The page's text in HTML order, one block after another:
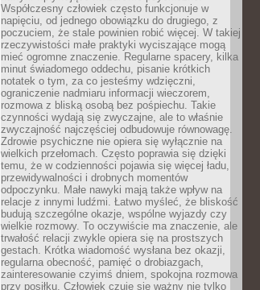
Współczesny człowiek często funkcjonuje w
napięciu, od jednego obowiązku do drugiego, z
poczuciem, że stale powinien robić więcej. W takiej
rzeczywistości małe praktyki wyciszające mogą
mieć ogromne znaczenie. Regularne spacery, kilka
minut świadomego oddechu, pisanie krótkich
notatek o tym, za co jesteśmy wdzięczni,
ograniczenie nadmiaru informacji wieczorem,
rozmowa z bliską osobą bez pośpiechu. Takie
czynności wydają się zwyczajne, ale to właśnie
zwyczajność najczęściej odbudowuje równowagę.
Zdrowie psychiczne nie opiera się wyłącznie na
wielkich przełomach. Często poprawia się dzięki
temu, że w codzienności pojawia się więcej ładu,
przewidywalności i drobnych momentów
odpoczynku. Małe nawyki mają także wpływ na
relacje z innymi ludźmi. Łatwo myśleć, że bliskość
budują szczególne okazje, wspólne wyjazdy czy
wielkie rozmowy. To oczywiście ma znaczenie, ale
trwałość relacji zwykle opiera się na prostszych
gestach. Krótka wiadomość wysłana bez okazji,
regularna obecność, pamięć o drobiazgach,
zainteresowanie czyimś dniem, spokojna rozmowa
przy posiłku. Człowiek czuje się ważny nie tylko